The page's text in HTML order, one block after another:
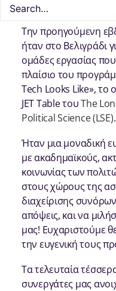
Την προηγούμενη
ήταν στο Βελιγράδι
ομάδες εργασίας
πλαίσιο του
Tech Looks Like», το
JET Table τουThe
Political Science (LSE).
Ήταν μια μοναδική
με ακαδημαϊκούς,
κοινωνίας των
στους χώρους της
διαχείρισης
απόψεις, και να
μας! Ευχαριστούμε
την ευγενική τους
Τα τελευταία
συνεργάτες μας